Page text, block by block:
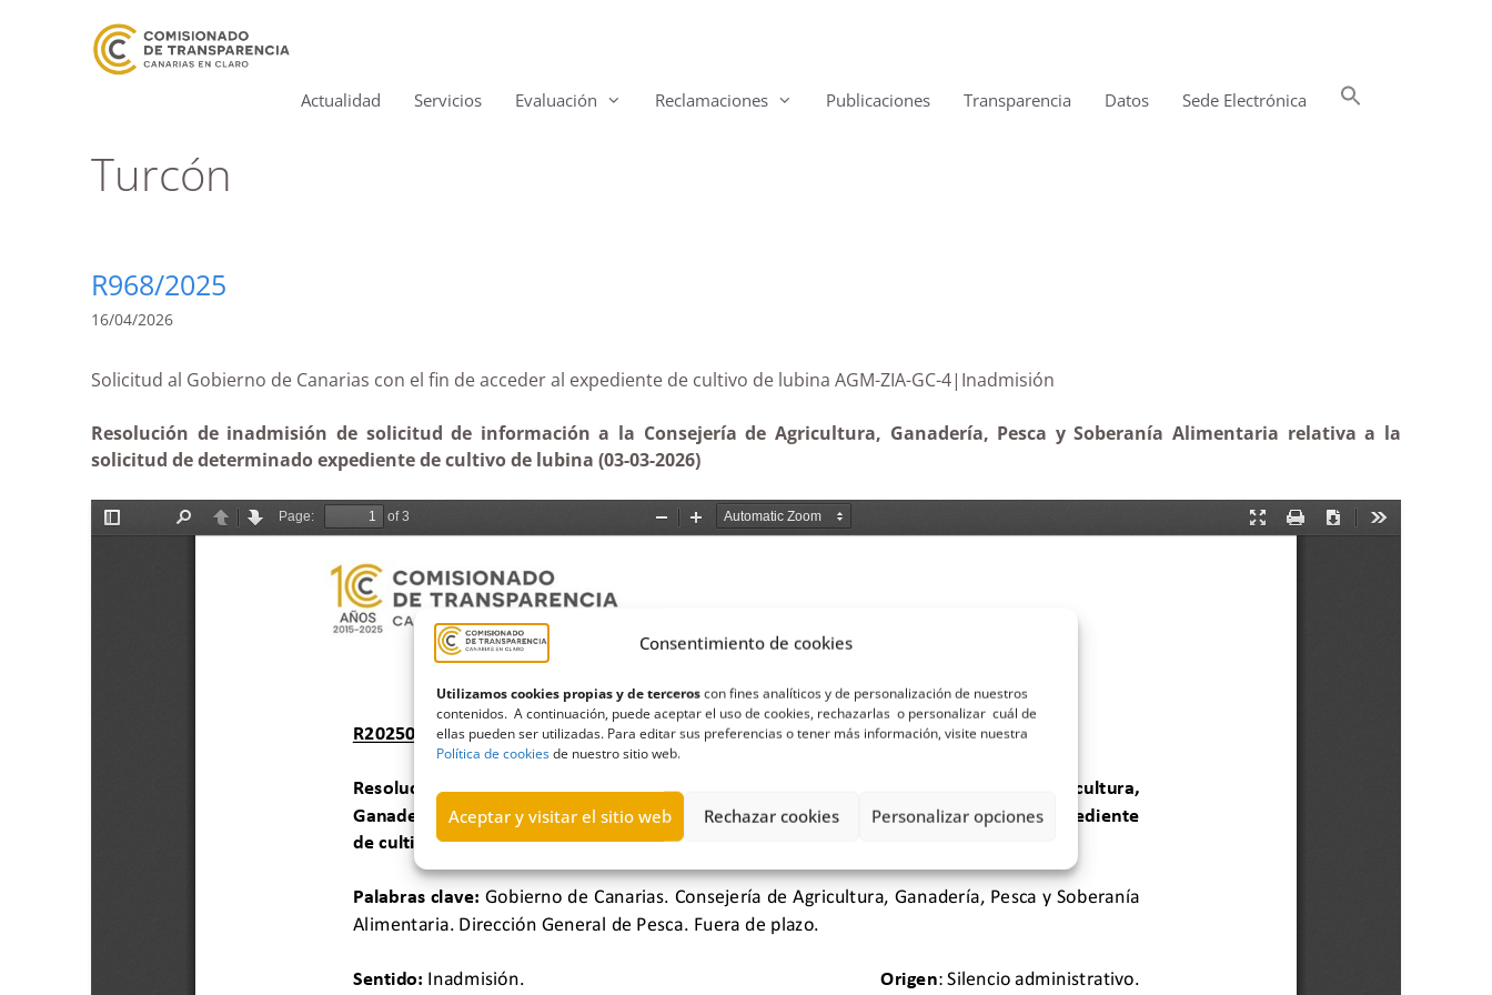
Consentimiento de cookies
Utilizamos cookies propias y de terceroscon fines analíticos y de personalización de nuestros
contenidos. A continuación, puede aceptar el uso de cookies, rechazarlas o personalizar cuál de
ellas pueden ser utilizadas. Para editar sus preferencias o tener más información, visite nuestra
Política de cookiesde nuestro sitio web.
Aceptar y visitar el sitio web Rechazar cookies Personalizar opciones
Actualidad Servicios Evaluación Reclamaciones Publicaciones Transparencia Datos Sede Electrónica
Turcón
R968/2025
16/04/2026
Solicitud al Gobierno de Canarias con el fin de acceder al expediente de cultivo de lubina AGM-ZIA-GC-4|Inadmisión
Resolución de inadmisión de solicitud de información a la Consejería de Agricultura, Ganadería, Pesca y Soberanía Alimentaria relativa a la
solicitud de determinado expediente de cultivo de lubina (03-03-2026)